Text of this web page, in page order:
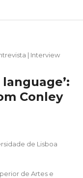
| Interview
Conley
de Lisboa
de Artes e